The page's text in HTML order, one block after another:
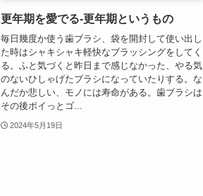
更年期を愛でる-更年期というもの
毎日幾度か使う歯ブラシ、袋を開封して使い出し
た時はシャキシャキ軽快なブラッシングをしてく
る。ふと気づくと昨日まで感じなかった、やる気
のないひしゃげたブラシになっていたりする。な
んだか悲しい、モノには寿命がある。歯ブラシは
その後ポイっとゴ...
2024年5月19日